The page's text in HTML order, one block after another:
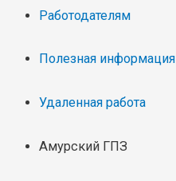
Работодателям
Полезная информация
Удаленная работа
Амурский ГПЗ